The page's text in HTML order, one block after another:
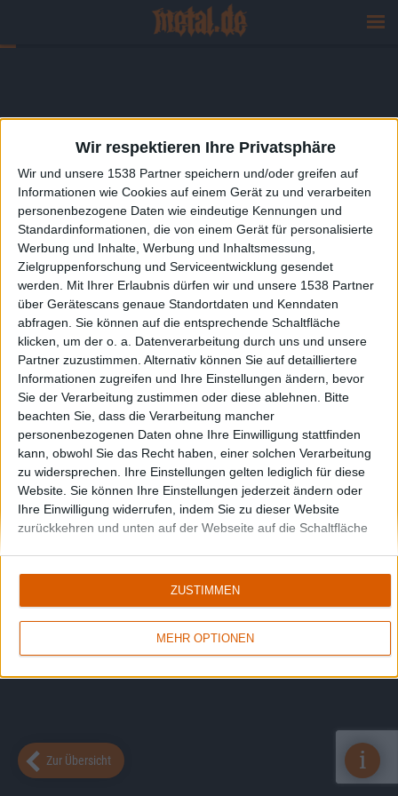
Wir respektieren Ihre Privatsphäre
Wir und unsere 1538 Partner speichern und/oder greifen auf
Informationen wie Cookies auf einem Gerät zu und verarbeiten
personenbezogene Daten wie eindeutige Kennungen und
Standardinformationen, die von einem Gerät für personalisierte
Werbung und Inhalte, Werbung und Inhaltsmessung,
Zielgruppenforschung und Serviceentwicklung gesendet
werden.
Mit Ihrer Erlaubnis dürfen wir und unsere 1538 Partner
über Gerätescans genaue Standortdaten und Kenndaten
abfragen. Sie können auf die entsprechende Schaltfläche
klicken, um der o. a. Datenverarbeitung durch uns und unsere
Partner zuzustimmen. Alternativ können Sie auf detailliertere
Informationen zugreifen und Ihre Einstellungen ändern, bevor
Sie der Verarbeitung zustimmen oder diese ablehnen.
Bitte
beachten Sie, dass die Verarbeitung mancher
personenbezogenen Daten ohne Ihre Einwilligung stattfinden
kann, obwohl Sie das Recht haben, einer solchen Verarbeitung
zu widersprechen. Ihre Einstellungen gelten lediglich für diese
Website. Sie können Ihre Einstellungen jederzeit ändern oder
Ihre Einwilligung widerrufen, indem Sie zu dieser Website
zurückkehren und unten auf der Webseite auf die Schaltfläche
MEHR OPTIONEN
ZUSTIMMEN
Zur Übersicht i